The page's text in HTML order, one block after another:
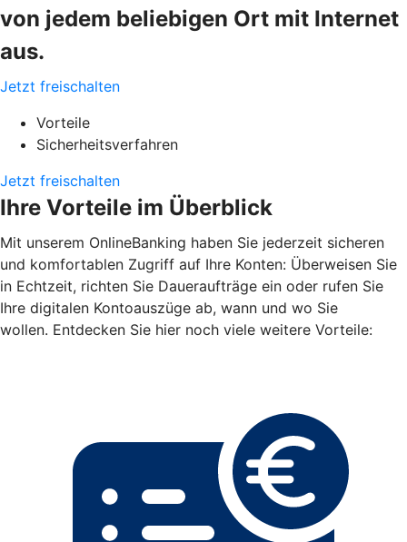
von jedem beliebigen Ort mit Internet
aus.
Jetzt freischalten
Vorteile
Sicherheitsverfahren
Jetzt freischalten
Ihre Vorteile im Überblick
Mit unserem OnlineBanking haben Sie jederzeit sicheren
und komfortablen Zugriff auf Ihre Konten: Überweisen Sie
in Echtzeit, richten Sie Daueraufträge ein oder rufen Sie
Ihre digitalen Kontoauszüge ab, wann und wo Sie
wollen. Entdecken Sie hier noch viele weitere Vorteile: